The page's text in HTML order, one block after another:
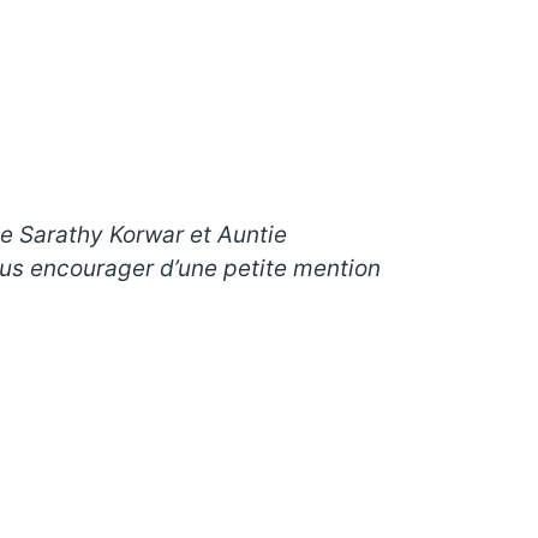
Sarathy Korwar et Auntie
encourager d’une petite mention